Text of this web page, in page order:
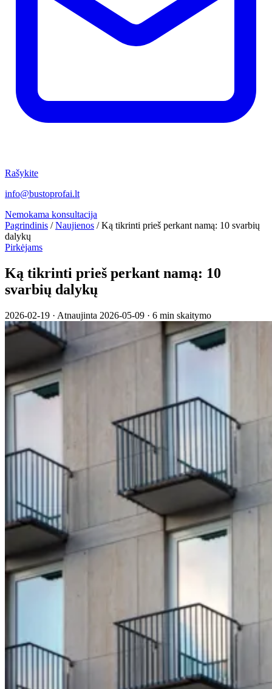
Rašykite
info@bustoprofai.lt
Nemokama konsultacija
Pagrindinis /Naujienos /Ką tikrinti prieš perkant namą: 10 svarbių
dalykų
Pirkėjams
Ką tikrinti prieš perkant namą: 10
svarbių dalykų
2026-02-19 · Atnaujinta 2026-05-09 · 6 min skaitymo